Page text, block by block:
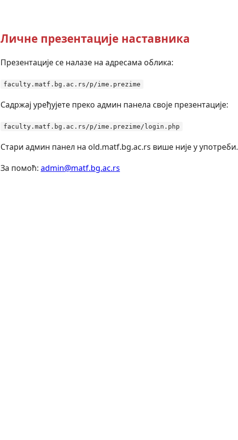
Личне презентације наставника
Презентације се налазе на адресама облика:
faculty.matf.bg.ac.rs/p/ime.prezime
Садржај уређујете преко админ панела своје презентације:
faculty.matf.bg.ac.rs/p/ime.prezime/login.php
Стари админ панел на old.matf.bg.ac.rs више није у употреби.
За помоћ: admin@matf.bg.ac.rs